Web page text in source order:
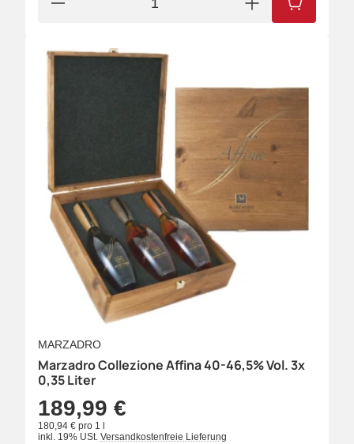
IN DEN
MARZADRO
Marzadro Collezione Affina 40-46,5% Vol. 3x
0,35 Liter
189,99 €
180,94 € pro 1 l
inkl. 19% USt. Versandkostenfreie Lieferung